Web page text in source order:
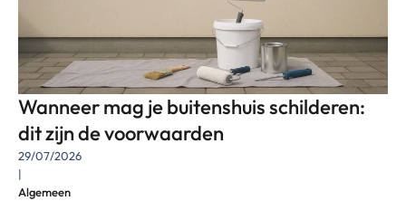
Wanneer mag je buitenshuis schilderen:
dit zijn de voorwaarden
29/07/2026
|
Algemeen